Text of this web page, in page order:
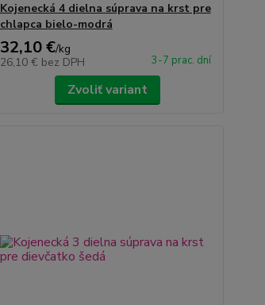
Kojenecká 4 dielna súprava na krst pre
chlapca bielo-modrá
32,10 €/kg
26,10 € bez DPH 3-7 prac. dní
Zvoliť variant